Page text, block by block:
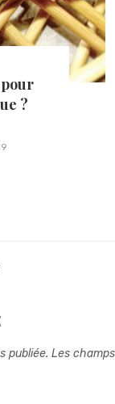
?
publiée. Les